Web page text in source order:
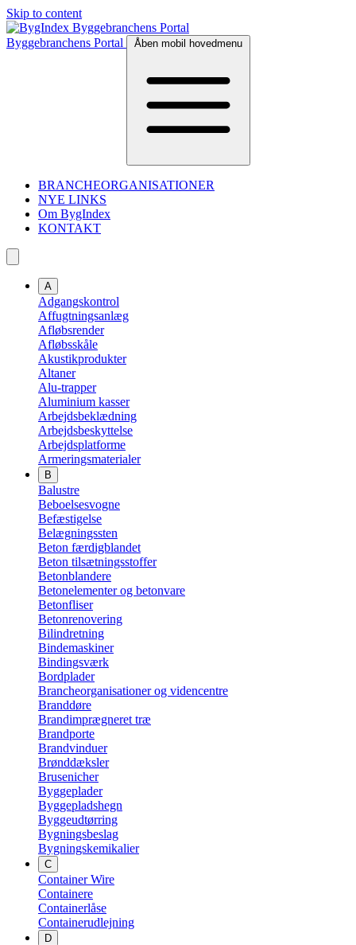
Skip to content
Byggebranchens Portal Åben mobil hovedmenu
BRANCHEORGANISATIONER
NYE LINKS
Om BygIndex
KONTAKT
A
Adgangskontrol
Affugtningsanlæg
Afløbsrender
Afløbsskåle
Akustikprodukter
Altaner
Alu-trapper
Aluminium kasser
Arbejdsbeklædning
Arbejdsbeskyttelse
Arbejdsplatforme
Armeringsmaterialer
B
Balustre
Beboelsesvogne
Befæstigelse
Belægningssten
Beton færdigblandet
Beton tilsætningsstoffer
Betonblandere
Betonelementer og betonvare
Betonfliser
Betonrenovering
Bilindretning
Bindemaskiner
Bindingsværk
Bordplader
Brancheorganisationer og videncentre
Branddøre
Brandimprægneret træ
Brandporte
Brandvinduer
Brønddæksler
Brusenicher
Byggeplader
Byggepladshegn
Byggeudtørring
Bygningsbeslag
Bygningskemikalier
C
Container Wire
Containere
Containerlåse
Containerudlejning
D